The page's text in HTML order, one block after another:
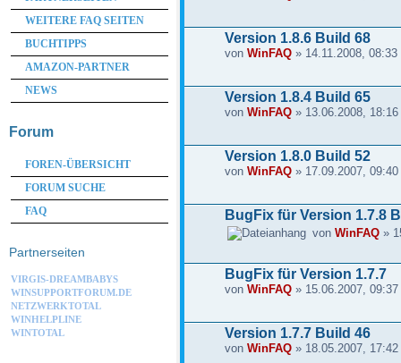
Version 1.8.6 Build 68
von WinFAQ» 14.11.2008, 08:33
Version 1.8.4 Build 65
von WinFAQ» 13.06.2008, 18:16
Version 1.8.0 Build 52
von WinFAQ» 17.09.2007, 09:40
BugFix für Version 1.7.8
von WinFAQ»
BugFix für Version 1.7.7
von WinFAQ» 15.06.2007, 09:37
Version 1.7.7 Build 46
von WinFAQ» 18.05.2007, 17:42
WEITERE FAQ SEITEN
BUCHTIPPS
AMAZON-PARTNER
NEWS
Forum
FOREN-ÜBERSICHT
FORUM SUCHE
FAQ
Partnerseiten
VIRGIS-DREAMBABYS
WINSUPPORTFORUM.DE
NETZWERKTOTAL
WINHELPLINE
WINTOTAL